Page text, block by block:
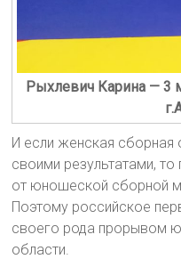
Рыхлевич Карина — 3
И если женская сборная
своими результатами,
от юношеской сборной
Поэтому российское
своего рода прорывом
области.